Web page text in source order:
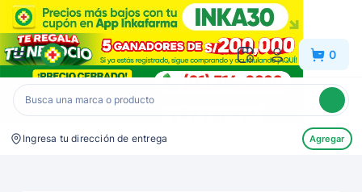
Inkafarma 0
Ingresa tu dirección de entrega Agregar